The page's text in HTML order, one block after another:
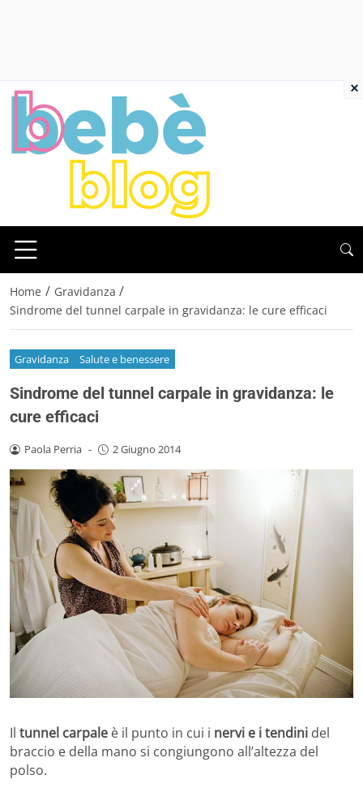
Home / Gravidanza /
Sindrome del tunnel carpale in gravidanza: le cure efficaci
Gravidanza Salute e benessere
Sindrome del tunnel carpale in gravidanza: le
cure efficaci
Paola Perria - 2 Giugno 2014
Il tunnel carpale è il punto in cui i nervi e i tendini del
braccio e della mano si congiungono all’altezza del
polso.
×